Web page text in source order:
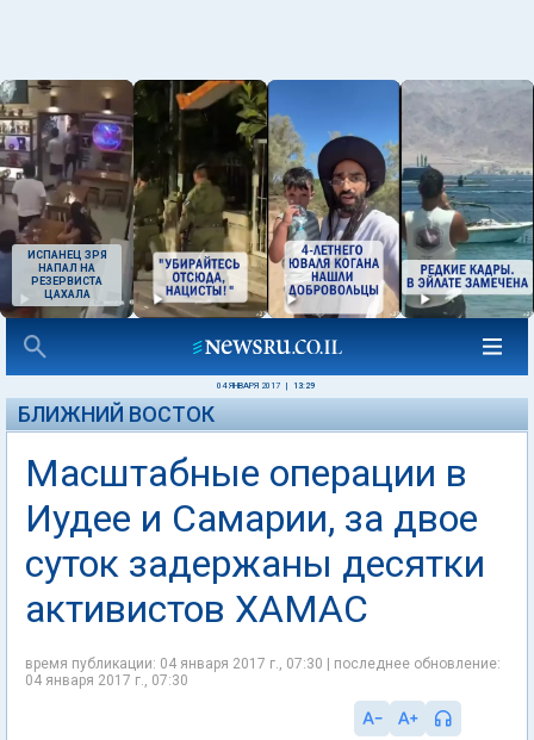
ИСПАНЕЦ ЗРЯ
НАПАЛ НА
РЕЗЕРВИСТА
ЦАХАЛА
04 ЯНВАРЯ 2017 13:29
БЛИЖНИЙ ВОСТОК
Масштабные операции в
Иудее и Самарии, за двое
суток задержаны десятки
активистов ХАМАС
время публикации: 04 января 2017 г., 07:30 | последнее обновление:
04 января 2017 г., 07:30